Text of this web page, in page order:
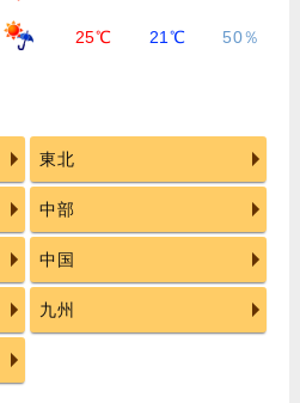
25℃ 21℃ 50％
東北
中部
中国
九州